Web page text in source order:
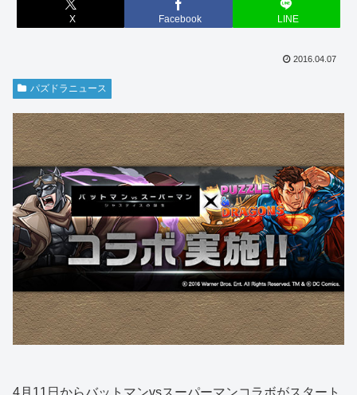
X Facebook LINE
2016.04.07
パズドラニュース
4月11日からバットマンvsスーパーマンコラボがスタート